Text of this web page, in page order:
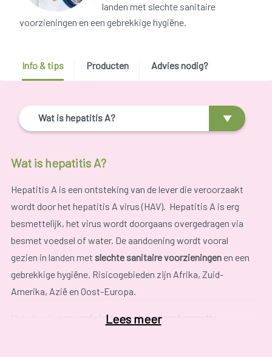
landen met slechte sanitaire
voorzieningen en een gebrekkige hygiëne.
Info & tips Producten Advies nodig?
Wat is hepatitis A?
Wat is hepatitis A?
Hepatitis A is een ontsteking van de lever die veroorzaakt
wordt door het hepatitis A virus (HAV). Hepatitis A is erg
besmettelijk, het virus wordt doorgaans overgedragen via
besmet voedsel of water. De aandoening wordt vooral
gezien in landen met slechte sanitaire voorzieningenen een
gebrekkige hygiëne. Risicogebieden zijn Afrika, Zuid-
Amerika, Azië en Oost-Europa.
Het virus is
aanwezig in de stoelgang van besmette
Lees meer